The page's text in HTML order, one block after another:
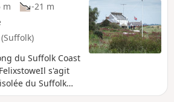
m
-21 m
du Suffolk Coast
s'agit
du Suffolk
rivière Butley